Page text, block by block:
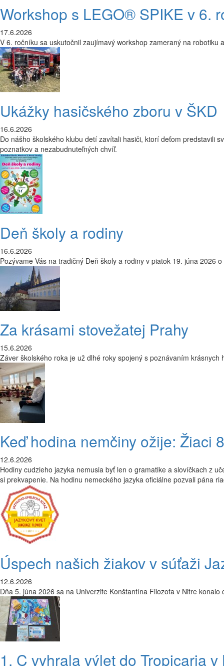
Workshop s LEGO® SPIKE v 6.
17.6.2026
V 6. ročníku sa uskutočnil zaujímavý workshop zameraný na robotiku
Ukážky hasičského zboru v ŠKD
16.6.2026
Do nášho školského klubu detí zavítali hasiči, ktorí deťom predstavili
poznatkov a nezabudnuteľných chvíľ.
Deň školy a rodiny
16.6.2026
Pozývame Vás na tradičný Deň školy a rodiny v piatok 19. júna 2026
Za krásami stovežatej Prahy
15.6.2026
Záver školského roka je už dlhé roky spojený s poznávaním
Keď hodina nemčiny ožije: Žiaci
12.6.2026
Hodiny cudzieho jazyka nemusia byť len o gramatike a slovíčkach z
si prekvapenie. Na hodinu nemeckého jazyka oficiálne pozvali pána
Úspech našich žiakov v súťaži
12.6.2026
Dňa 5. júna 2026 sa na Univerzite Konštantína Filozofa v Nitre
1. C vyhrala výlet do Tropicaria